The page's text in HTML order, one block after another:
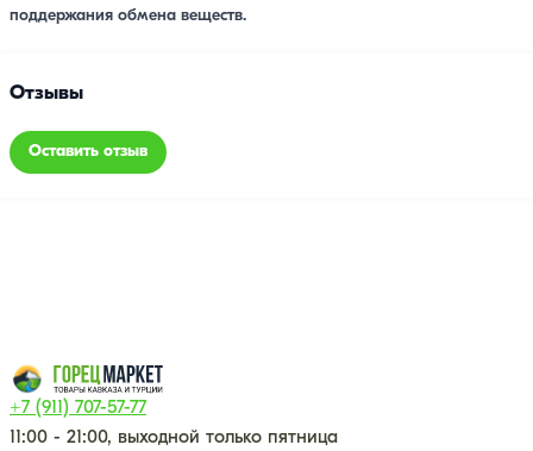
поддержания обмена веществ.
Отзывы
Оставить отзыв
+7 (911) 707-57-77
11:00 - 21:00, выходной только пятница